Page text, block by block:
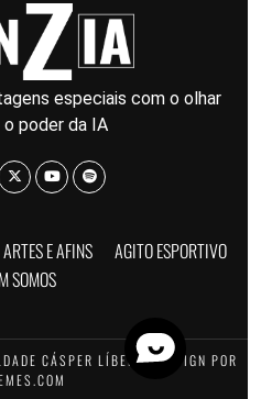
especiais com o olhar
o poder da IA
ARTES E AFINS
AGITO ESPORTIVO
SOMOS
CÁSPER LÍBERO · DESIGN POR